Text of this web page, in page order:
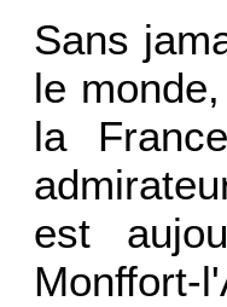
Sans
le
la
est
Monffort-